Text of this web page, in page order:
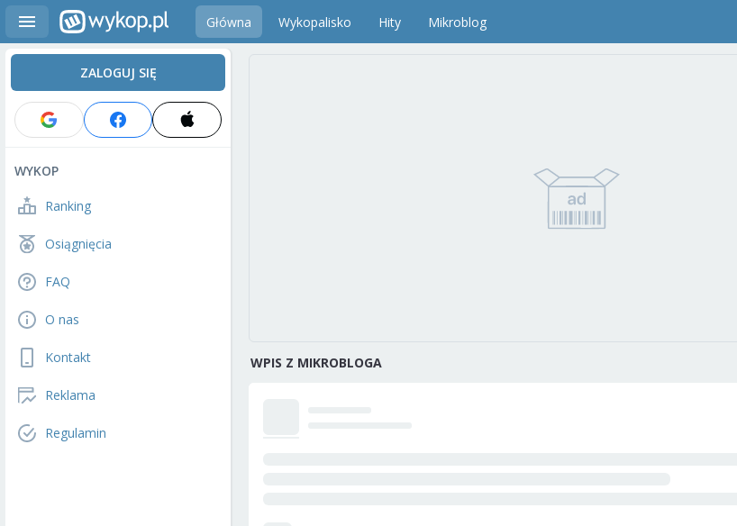
Główna Wykopalisko Hity Mikroblog
ZALOGUJ SIĘ
WYKOP
Ranking
Osiągnięcia
FAQ
O nas
Kontakt
Reklama
Regulamin
WPIS Z MIKROBLOGA